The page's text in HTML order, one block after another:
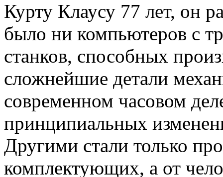
Курту Клаусу 77 лет, он
было ни компьютеров с
станков, способных
сложнейшие детали
современном часовом
принципиальных
Другими стали только
комплектующих, а от